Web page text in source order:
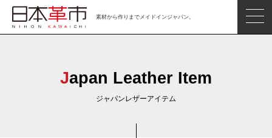
素材から作りまでメイドインジャパン。
Japan Leather Item
ジャパンレザーアイテム